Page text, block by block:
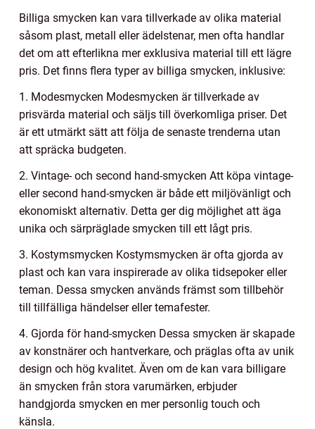
Billiga smycken kan vara tillverkade av olika material
såsom plast, metall eller ädelstenar, men ofta handlar
det om att efterlikna mer exklusiva material till ett lägre
pris. Det finns flera typer av billiga smycken, inklusive:
1. Modesmycken Modesmycken är tillverkade av
prisvärda material och säljs till överkomliga priser. Det
är ett utmärkt sätt att följa de senaste trenderna utan
att spräcka budgeten.
2. Vintage- och second hand-smycken Att köpa vintage-
eller second hand-smycken är både ett miljövänligt och
ekonomiskt alternativ. Detta ger dig möjlighet att äga
unika och särpräglade smycken till ett lågt pris.
3. Kostymsmycken Kostymsmycken är ofta gjorda av
plast och kan vara inspirerade av olika tidsepoker eller
teman. Dessa smycken används främst som tillbehör
till tillfälliga händelser eller temafester.
4. Gjorda för hand-smycken Dessa smycken är skapade
av konstnärer och hantverkare, och präglas ofta av unik
design och hög kvalitet. Även om de kan vara billigare
än smycken från stora varumärken, erbjuder
handgjorda smycken en mer personlig touch och
känsla.